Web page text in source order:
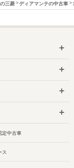
三菱 ディアマンテの中古車
定中古車
ス